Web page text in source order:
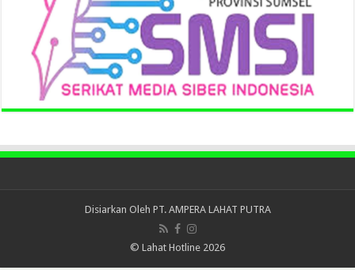
Disiarkan Oleh PT. AMPERA LAHAT PUTRA
© Lahat Hotline 2026